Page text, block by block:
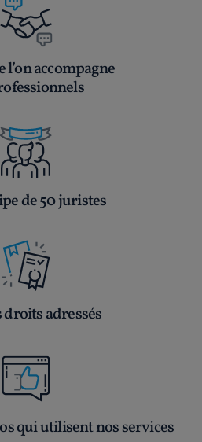
l’on accompagne
de 50 juristes
droits adressés
qui utilisent nos services